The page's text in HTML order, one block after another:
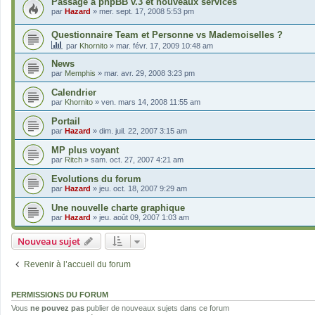
par Hazard » mer. sept. 17, 2008 5:53 pm
Questionnaire Team et Personne vs Mademoiselles ?
par Khornito » mar. févr. 17, 2009 10:48 am
News
par Memphis » mar. avr. 29, 2008 3:23 pm
Calendrier
par Khornito » ven. mars 14, 2008 11:55 am
Portail
par Hazard » dim. juil. 22, 2007 3:15 am
MP plus voyant
par Ritch » sam. oct. 27, 2007 4:21 am
Evolutions du forum
par Hazard » jeu. oct. 18, 2007 9:29 am
Une nouvelle charte graphique
par Hazard » jeu. août 09, 2007 1:03 am
Nouveau sujet
Revenir à l’accueil du forum
PERMISSIONS DU FORUM
Vous ne pouvez pas publier de nouveaux sujets dans ce forum